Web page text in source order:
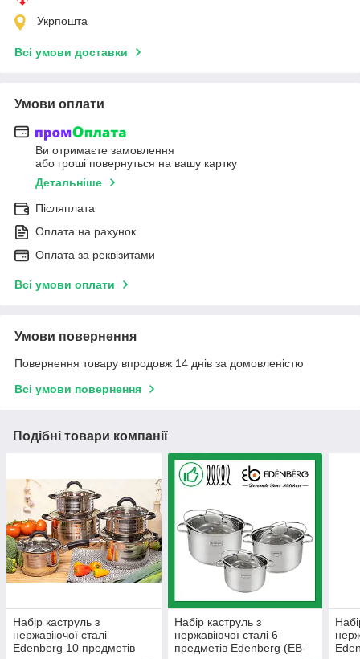
Укрпошта
Всі умови доставки
Умови оплати
Ви отримаєте замовлення
або гроші повернуться на вашу картку
Детальніше
Післяплата
Оплата на рахунок
Оплата за реквізитами
Всі умови оплати
Умови повернення
Повернення товару впродовж 14 днів за домовленістю
Всі умови повернення
Подібні товари компанії
Набір каструль з
нержавіючої сталі
Edenberg 10 предметів
Набір каструль з
нержавіючої сталі 6
предметів Edenberg (EB-